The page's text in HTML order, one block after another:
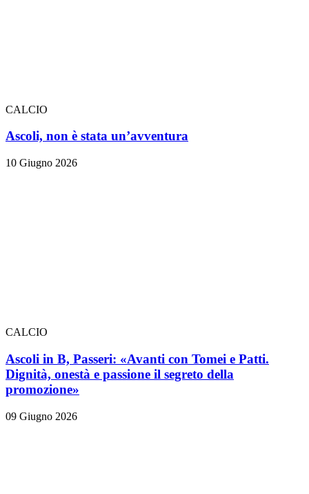
CALCIO
Ascoli, non è stata un’avventura
10 Giugno 2026
CALCIO
Ascoli in B, Passeri: «Avanti con Tomei e Patti.
Dignità, onestà e passione il segreto della
promozione»
09 Giugno 2026